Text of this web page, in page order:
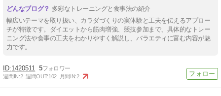
多彩なトレーニングと食事法の紹介
幅広いテーマを取り扱い、カラダづくりの実体験と工夫を伝えるアプロー
チが特徴です。ダイエットから筋肉増強、競技参加まで、具体的なトレー
ニング法や食事の工夫をわかりやすく解説し、バラエティに富む内容が魅
力です。
1420511 5
週間IN:2 週間OUT:102 月間IN:2